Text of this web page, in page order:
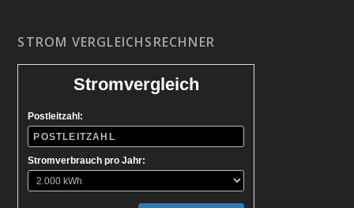
STROM VERGLEICHSRECHNER
Stromvergleich
Postleitzahl:
Stromverbrauch pro Jahr: